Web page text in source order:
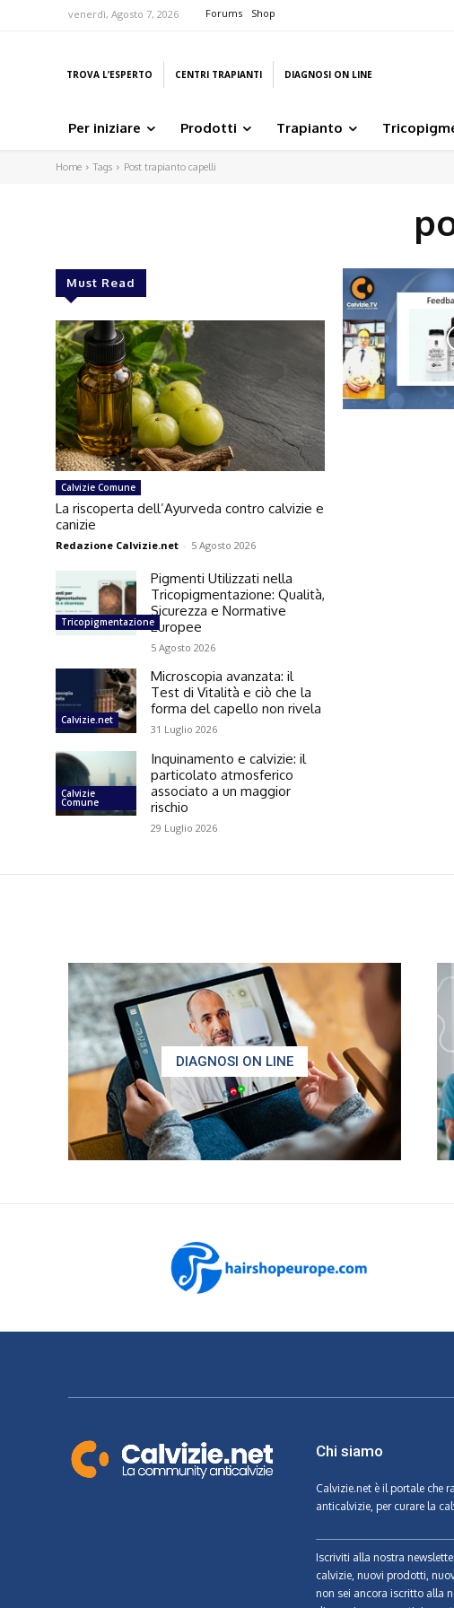
venerdì, Agosto 7, 2026 Forums Shop
TROVA L’ESPERTO CENTRI TRAPIANTI DIAGNOSI ON LINE
Per iniziare Prodotti Trapianto
Home Tags Post trapianto capelli
Must Read
Calvizie Comune
La riscoperta dell’Ayurveda contro calvizie e
canizie
Redazione Calvizie.net - 5 Agosto 2026
Tricopigmentazione
Pigmenti Utilizzati nella
Tricopigmentazione: Qualità,
Sicurezza e Normative
Europee
5 Agosto 2026
Calvizie.net
Microscopia avanzata: il
Test di Vitalità e ciò che la
forma del capello non rivela
31 Luglio 2026
Calvizie
Comune
Inquinamento e calvizie: il
particolato atmosferico
associato a un maggior
rischio
29 Luglio 2026
DIAGNOSI ON LINE
Chi siamo
Calvizie.netè il portale che
anticalvizie, per curare la
Iscriviti alla nostra
calvizie, nuovi prodotti,
non sei ancora iscritto alla